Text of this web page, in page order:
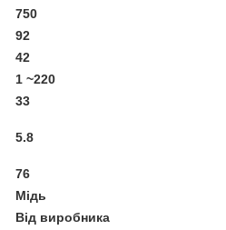
750
92
42
1 ~220
33
5.8
76
Мідь
Від виробника